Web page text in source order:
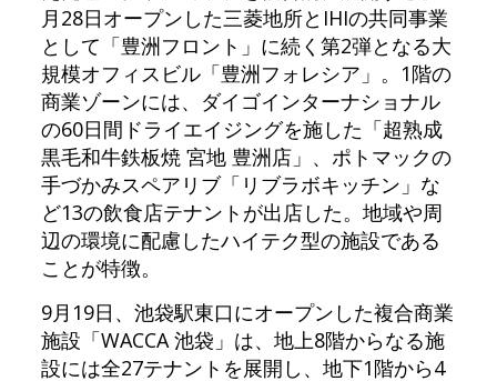
月28日オープンした三菱地所とIHIの共同事業
として「豊洲フロント」に続く第2弾となる大
規模オフィスビル「豊洲フォレシア」。1階の
商業ゾーンには、ダイゴインターナショナル
の60日間ドライエイジングを施した「超熟成
黒毛和牛鉄板焼 宮地 豊洲店」、ポトマックの
手づかみスペアリブ「リブラボキッチン」な
ど13の飲食店テナントが出店した。地域や周
辺の環境に配慮したハイテク型の施設である
ことが特徴。
9月19日、池袋駅東口にオープンした複合商業
施設「WACCA 池袋」は、地上8階からなる施
設には全27テナントを展開し、地下1階から4